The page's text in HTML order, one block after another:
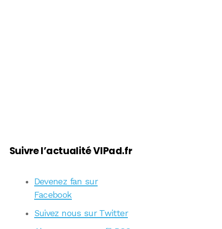
Suivre l’actualité VIPad.fr
Devenez fan sur
Facebook
Suivez nous sur Twitter